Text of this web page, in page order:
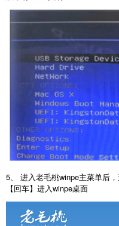
5、 进入老毛桃winpe主菜单后
【回车】进入winpe桌面